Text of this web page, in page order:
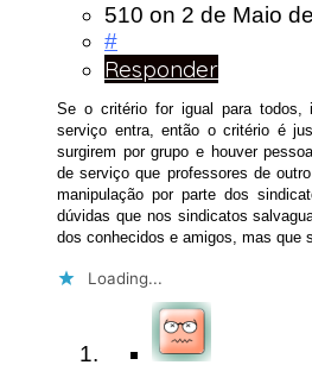
510 on 2 de Maio
#
Responder
Se o critério for igual para
serviço entra, então o critério é
surgirem por grupo e houver
de serviço que professores de
manipulação por parte dos
dúvidas que nos sindicatos
dos conhecidos e amigos, mas que
Loading...